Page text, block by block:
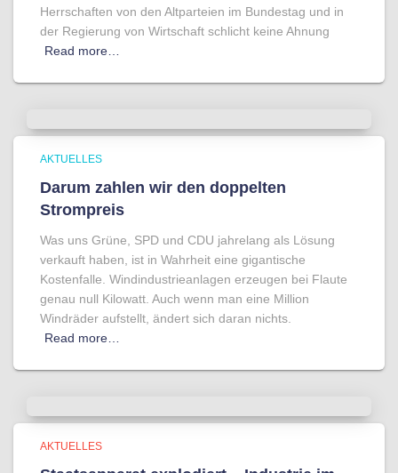
Herrschaften von den Altparteien im Bundestag und in
der Regierung von Wirtschaft schlicht keine Ahnung
Read more…
AKTUELLES
Darum zahlen wir den doppelten
Strompreis
Was uns Grüne, SPD und CDU jahrelang als Lösung
verkauft haben, ist in Wahrheit eine gigantische
Kostenfalle. Windindustrieanlagen erzeugen bei Flaute
genau null Kilowatt. Auch wenn man eine Million
Windräder aufstellt, ändert sich daran nichts.
Read more…
AKTUELLES